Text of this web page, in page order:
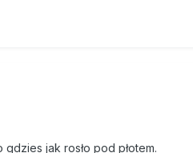
jak rosło pod płotem.